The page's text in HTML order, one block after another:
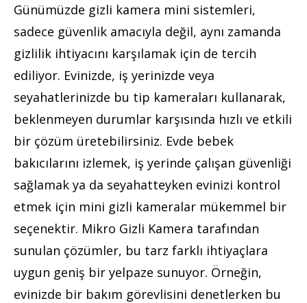
Günümüzde gizli kamera mini sistemleri,
sadece güvenlik amacıyla değil, aynı zamanda
gizlilik ihtiyacını karşılamak için de tercih
ediliyor. Evinizde, iş yerinizde veya
seyahatlerinizde bu tip kameraları kullanarak,
beklenmeyen durumlar karşısında hızlı ve etkili
bir çözüm üretebilirsiniz. Evde bebek
bakıcılarını izlemek, iş yerinde çalışan güvenliği
sağlamak ya da seyahatteyken evinizi kontrol
etmek için mini gizli kameralar mükemmel bir
seçenektir. Mikro Gizli Kamera tarafından
sunulan çözümler, bu tarz farklı ihtiyaçlara
uygun geniş bir yelpaze sunuyor. Örneğin,
evinizde bir bakım görevlisini denetlerken bu